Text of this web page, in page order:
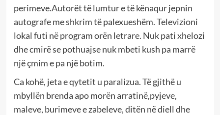
perimeve.Autorët të lumtur e të kënaqur jepnin
autografe me shkrim të palexueshëm. Televizioni
lokal futi në program orën letrare. Nuk pati xhelozi
dhe cmirë se pothuajse nuk mbeti kush pa marrë
një çmim e pa një botim.
Ca kohë, jeta e qytetit u paralizua. Të gjithë u
mbyllën brenda apo morën arratinë,pyjeve,
maleve, burimeve e zabeleve, ditën në diell dhe